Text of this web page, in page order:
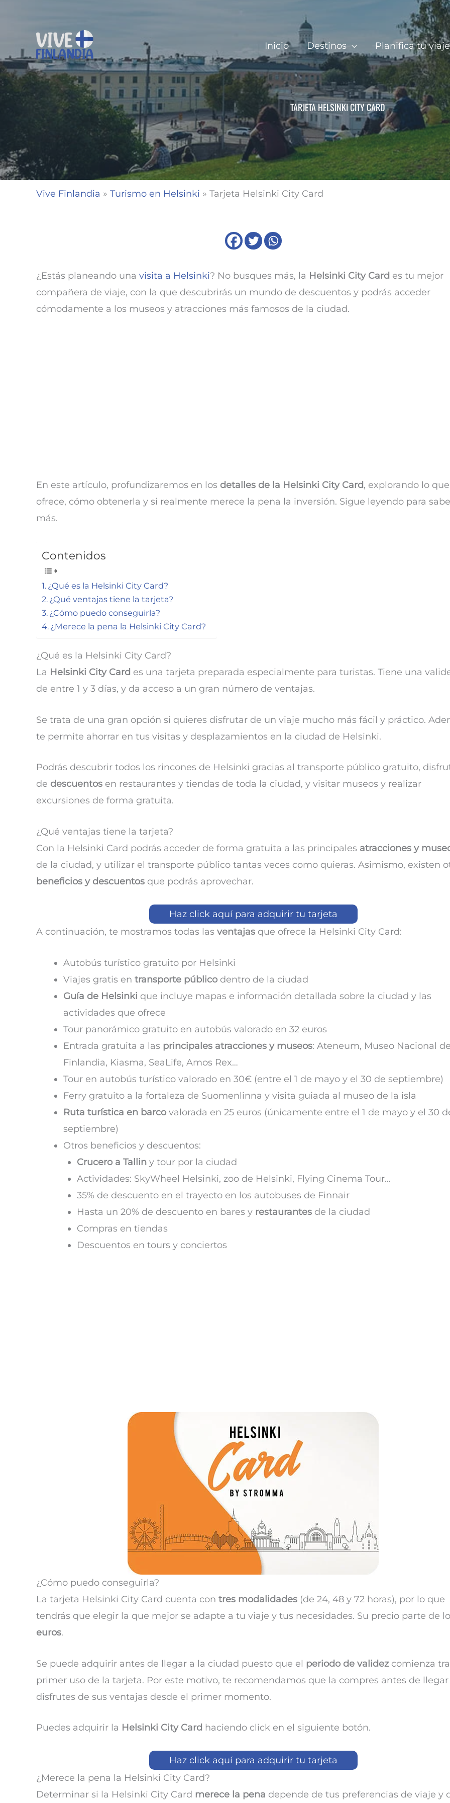
contenido
Inicio Destinos Planifica tu viaje
TARJETA HELSINKI CITY CARD
Vive Finlandia » Turismo en Helsinki » Tarjeta Helsinki City Card
¿Estás planeando una visita a Helsinki? No busques más, la Helsinki City Card es tu mejor
compañera de viaje, con la que descubrirás un mundo de descuentos y podrás acceder
cómodamente a los museos y atracciones más famosos de la ciudad.
En este artículo, profundizaremos en los detalles de la Helsinki City Card, explorando lo que
ofrece, cómo obtenerla y si realmente merece la pena la inversión. Sigue leyendo para
más.
Contenidos
¿Qué es la Helsinki City Card?
¿Qué ventajas tiene la tarjeta?
¿Cómo puedo conseguirla?
¿Merece la pena la Helsinki City Card?
¿Qué es la Helsinki City Card?
La Helsinki City Card es una tarjeta preparada especialmente para turistas. Tiene una
de entre 1 y 3 días, y da acceso a un gran número de ventajas.
Se trata de una gran opción si quieres disfrutar de un viaje mucho más fácil y práctico.
te permite ahorrar en tus visitas y desplazamientos en la ciudad de Helsinki.
Podrás descubrir todos los rincones de Helsinki gracias al transporte público gratuito,
de descuentos en restaurantes y tiendas de toda la ciudad, y visitar museos y realizar
excursiones de forma gratuita.
¿Qué ventajas tiene la tarjeta?
Con la Helsinki Card podrás acceder de forma gratuita a las principales atracciones y
de la ciudad, y utilizar el transporte público tantas veces como quieras. Asimismo, existen
beneficios y descuentos que podrás aprovechar.
Haz click aquí para adquirir tu tarjeta
A continuación, te mostramos todas las ventajas que ofrece la Helsinki City Card:
Autobús turístico gratuito por Helsinki
Viajes gratis en transporte público dentro de la ciudad
Guía de Helsinki que incluye mapas e información detallada sobre la ciudad y las
actividades que ofrece
Tour panorámico gratuito en autobús valorado en 32 euros
Entrada gratuita a las principales atracciones y museos: Ateneum, Museo Nacional de
Finlandia, Kiasma, SeaLife, Amos Rex…
Tour en autobús turístico valorado en 30€ (entre el 1 de mayo y el 30 de septiembre)
Ferry gratuito a la fortaleza de Suomenlinna y visita guiada al museo de la isla
Ruta turística en barco valorada en 25 euros (únicamente entre el 1 de mayo y el 30
septiembre)
Otros beneficios y descuentos:
Crucero a Tallin y tour por la ciudad
Actividades: SkyWheel Helsinki, zoo de Helsinki, Flying Cinema Tour…
35% de descuento en el trayecto en los autobuses de Finnair
Hasta un 20% de descuento en bares y restaurantes de la ciudad
Compras en tiendas
Descuentos en tours y conciertos
¿Cómo puedo conseguirla?
La tarjeta Helsinki City Card cuenta con tres modalidades (de 24, 48 y 72 horas), por lo que
tendrás que elegir la que mejor se adapte a tu viaje y tus necesidades. Su precio parte de
euros.
Se puede adquirir antes de llegar a la ciudad puesto que el periodo de validezcomienza
primer uso de la tarjeta. Por este motivo, te recomendamos que la compres antes de llegar
disfrutes de sus ventajas desde el primer momento.
Puedes adquirir la Helsinki City Card haciendo click en el siguiente botón.
Haz click aquí para adquirir tu tarjeta
¿Merece la pena la Helsinki City Card?
Determinar si la Helsinki City Card merece la pena depende de tus preferencias de viaje y